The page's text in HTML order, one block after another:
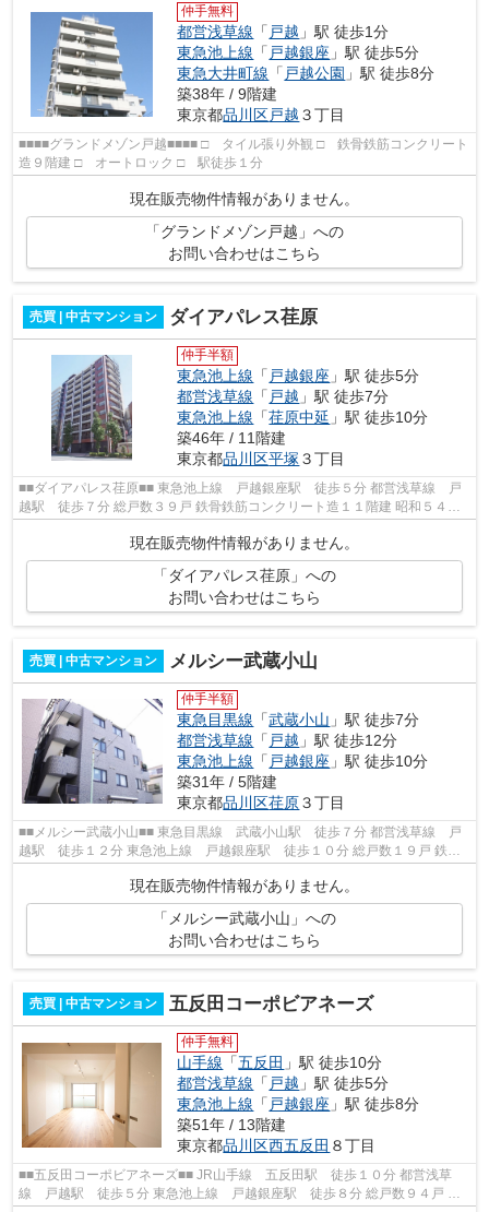
仲手無料
都営浅草線 「 戸越 」駅 徒歩1分
東急池上線 「 戸越銀座 」駅 徒歩5分
東急大井町線 「 戸越公園 」駅 徒歩8分
築38年 / 9階建
東京都品川区戸越 ３丁目
■■■■グランドメゾン戸越■■■■ □ タイル張り外観 □ 鉄骨鉄筋コンクリート
造９階建 □ オートロック □ 駅徒歩１分
現在販売物件情報がありません。
「グランドメゾン戸越」への
お問い合わせはこちら
売買 | 中古マンション ダイアパレス荏原
仲手半額
東急池上線 「 戸越銀座 」駅 徒歩5分
都営浅草線 「 戸越 」駅 徒歩7分
東急池上線 「荏原中延 」駅 徒歩10分
築46年 / 11階建
東京都品川区平塚 ３丁目
■■ダイアパレス荏原■■ 東急池上線 戸越銀座駅 徒歩５分 都営浅草線 戸
越駅 徒歩７分 総戸数３９戸 鉄骨鉄筋コンクリート造１１階建 昭和５４年
現在販売物件情報がありません。
「ダイアパレス荏原」への
お問い合わせはこちら
売買 | 中古マンション メルシー武蔵小山
仲手半額
東急目黒線 「武蔵小山 」駅 徒歩7分
都営浅草線 「 戸越 」駅 徒歩12分
東急池上線 「 戸越銀座 」駅 徒歩10分
築31年 / 5階建
東京都品川区荏原３丁目
■■メルシー武蔵小山■■ 東急目黒線 武蔵小山駅 徒歩７分 都営浅草線 戸
越駅 徒歩１２分 東急池上線 戸越銀座駅 徒歩１０分 総戸数１９戸 鉄筋
コンクリート造５階建 平成７年４...
現在販売物件情報がありません。
「メルシー武蔵小山」への
お問い合わせはこちら
売買 | 中古マンション 五反田コーポビアネーズ
仲手無料
山手線 「五反田 」駅 徒歩10分
都営浅草線 「 戸越 」駅 徒歩5分
東急池上線 「 戸越銀座 」駅 徒歩8分
築51年 / 13階建
東京都品川区西五反田 ８丁目
■■五反田コーポビアネーズ■■ JR山手線 五反田駅 徒歩１０分 都営浅草
線 戸越駅 徒歩５分 東急池上線 戸越銀座駅 徒歩８分 総戸数９４戸 鉄